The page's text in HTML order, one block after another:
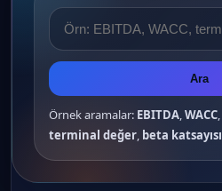
Ara
Örnek aramalar: EBITDA,WACC,
terminal değer, beta katsayısı